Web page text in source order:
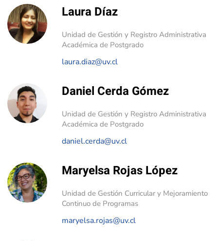
Laura Díaz
Unidad de Gestión y Registro Administrativa
Académica de Postgrado
laura.diaz@uv.cl
Daniel Cerda Gómez
Unidad de Gestión y Registro Administrativa
Académica de Postgrado
daniel.cerda@uv.cl
Maryelsa Rojas López
Unidad de Gestión Curricular y Mejoramiento
Continuo de Programas
maryelsa.rojas@uv.cl